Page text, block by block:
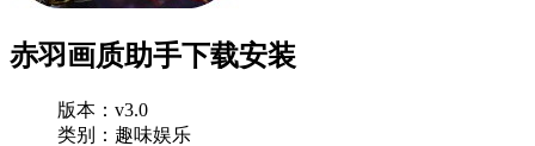
赤羽画质助手下载安装
版本：v3.0
类别：趣味娱乐